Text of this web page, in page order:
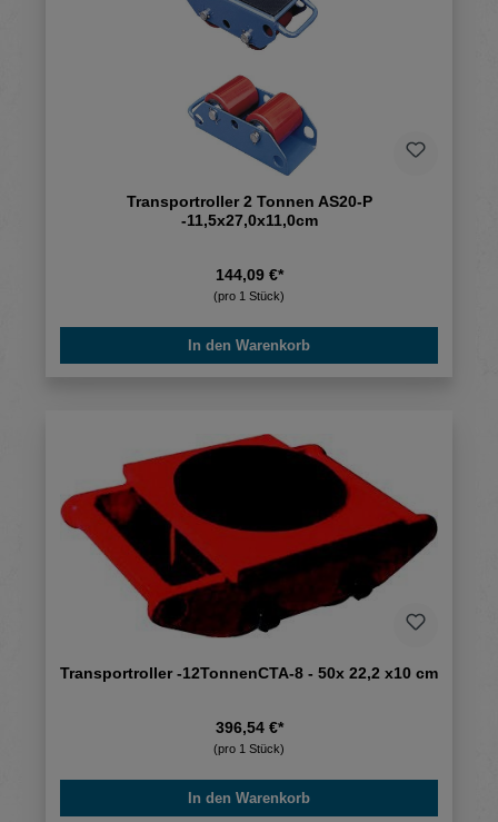
Transportroller 2 Tonnen AS20-P
-11,5x27,0x11,0cm
144,09 €*
(pro 1 Stück)
In den Warenkorb
Transportroller -12TonnenCTA-8 - 50x 22,2 x10 cm
396,54 €*
(pro 1 Stück)
In den Warenkorb